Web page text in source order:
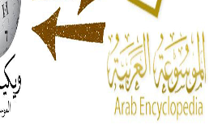
- هل تعلم أن المرجان إفراز حيواني
من مادة كربونات الكلسيوم، وهو
أجود أنواعه، ويمتاز بكبر الحجم